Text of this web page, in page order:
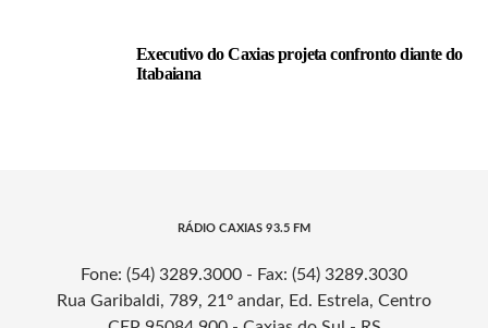
Executivo do Caxias projeta confronto diante do
Itabaiana
RÁDIO CAXIAS 93.5 FM
Fone: (54) 3289.3000 - Fax: (54) 3289.3030
Rua Garibaldi, 789, 21º andar, Ed. Estrela, Centro